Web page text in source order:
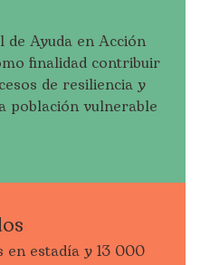
de Ayuda en Acción
finalidad contribuir
de resiliencia y
población vulnerable
en estadía y 13 000